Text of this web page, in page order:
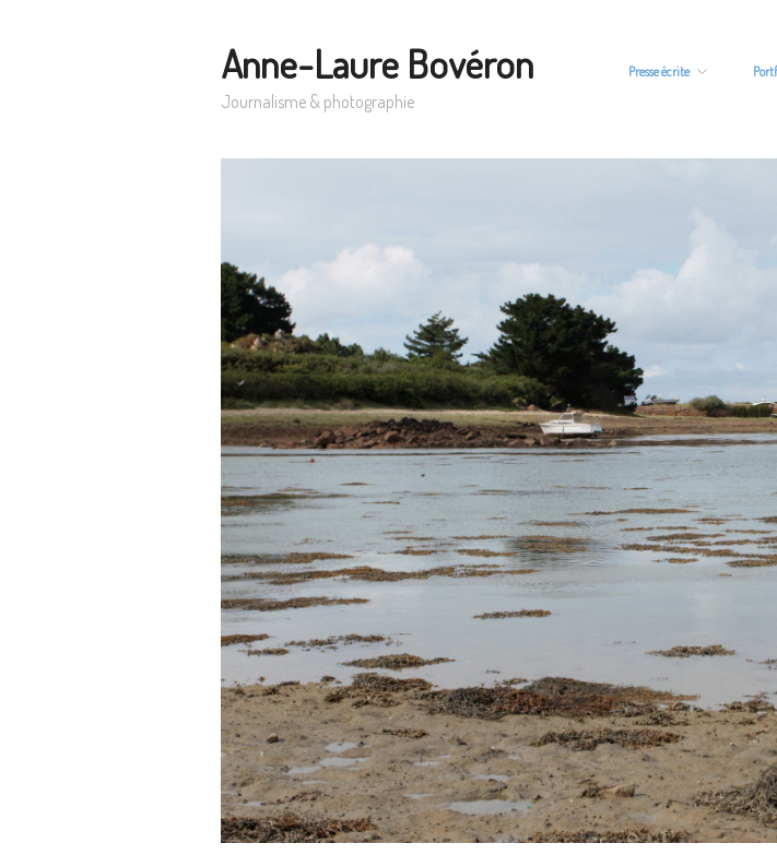
Anne-Laure Bovéron
Journalisme & photographie
Presse écrite